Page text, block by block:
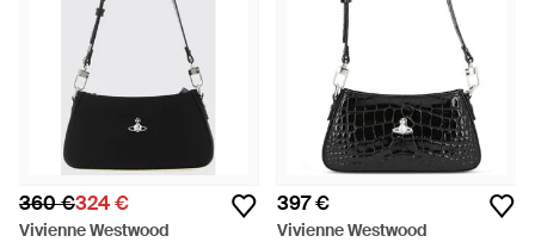
360 €324 €
Vivienne Westwood
397 €
Vivienne Westwood